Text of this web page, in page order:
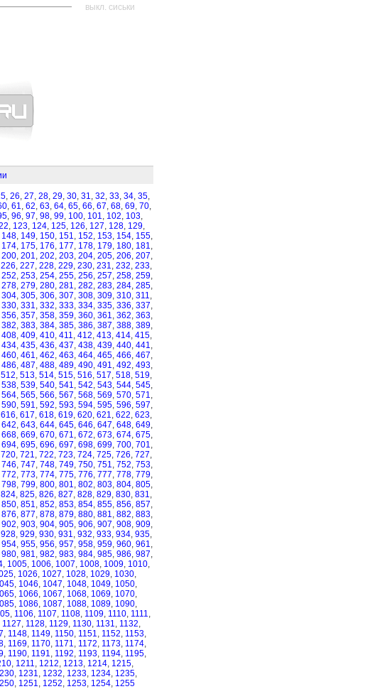
—————— выкл. сиськи
, 26, 27, 28, 29, 30, 31, 32, 33, 34, 35,
, 61, 62, 63, 64, 65, 66, 67, 68, 69, 70,
, 96, 97, 98, 99, 100, 101, 102, 103,
, 123, 124, 125, 126, 127, 128, 129,
148, 149, 150, 151, 152, 153, 154, 155,
174, 175, 176, 177, 178, 179, 180, 181,
200, 201, 202, 203, 204, 205, 206, 207,
226, 227, 228, 229, 230, 231, 232, 233,
252, 253, 254, 255, 256, 257, 258, 259,
278, 279, 280, 281, 282, 283, 284, 285,
304, 305, 306, 307, 308, 309, 310, 311,
330, 331, 332, 333, 334, 335, 336, 337,
356, 357, 358, 359, 360, 361, 362, 363,
382, 383, 384, 385, 386, 387, 388, 389,
408, 409, 410, 411, 412, 413, 414, 415,
434, 435, 436, 437, 438, 439, 440, 441,
460, 461, 462, 463, 464, 465, 466, 467,
486, 487, 488, 489, 490, 491, 492, 493,
512, 513, 514, 515, 516, 517, 518, 519,
538, 539, 540, 541, 542, 543, 544, 545,
564, 565, 566, 567, 568, 569, 570, 571,
590, 591, 592, 593, 594, 595, 596, 597,
616, 617, 618, 619, 620, 621, 622, 623,
642, 643, 644, 645, 646, 647, 648, 649,
668, 669, 670, 671, 672, 673, 674, 675,
694, 695, 696, 697, 698, 699, 700, 701,
720, 721, 722, 723, 724, 725, 726, 727,
746, 747, 748, 749, 750, 751, 752, 753,
772, 773, 774, 775, 776, 777, 778, 779,
798, 799, 800, 801, 802, 803, 804, 805,
824, 825, 826, 827, 828, 829, 830, 831,
850, 851, 852, 853, 854, 855, 856, 857,
876, 877, 878, 879, 880, 881, 882, 883,
902, 903, 904, 905, 906, 907, 908, 909,
928, 929, 930, 931, 932, 933, 934, 935,
954, 955, 956, 957, 958, 959, 960, 961,
980, 981, 982, 983, 984, 985, 986, 987,
, 1005, 1006, 1007, 1008, 1009, 1010,
, 1026, 1027, 1028, 1029, 1030,
, 1046, 1047, 1048, 1049, 1050,
, 1066, 1067, 1068, 1069, 1070,
, 1086, 1087, 1088, 1089, 1090,
, 1106, 1107, 1108, 1109, 1110, 1111,
1127, 1128, 1129, 1130, 1131, 1132,
, 1148, 1149, 1150, 1151, 1152, 1153,
, 1169, 1170, 1171, 1172, 1173, 1174,
, 1190, 1191, 1192, 1193, 1194, 1195,
, 1211, 1212, 1213, 1214, 1215,
, 1231, 1232, 1233, 1234, 1235,
, 1251, 1252, 1253, 1254, 1255